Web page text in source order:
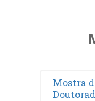
Mostra